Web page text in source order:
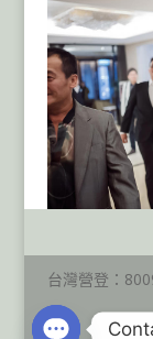
台灣營登：